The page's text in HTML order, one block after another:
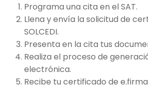
Programa una cita en el SAT.
Llena y envía la solicitud de
SOLCEDI.
Presenta en la cita tus
Realiza el proceso de
electrónica.
Recibe tu certificado de